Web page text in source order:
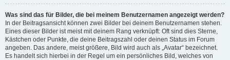
Was sind das für Bilder, die bei meinem Benutzernamen angezeigt werden?
In der Beitragsansicht können zwei Bilder bei deinem Benutzernamen stehen.
Eines dieser Bilder ist meist mit deinem Rang verknüpft: Oft sind dies Sterne,
Kästchen oder Punkte, die deine Beitragszahl oder deinen Status im Forum
angeben. Das andere, meist größere, Bild wird auch als „Avatar“ bezeichnet.
Es handelt sich hierbei in der Regel um ein persönliches Bild, welches von